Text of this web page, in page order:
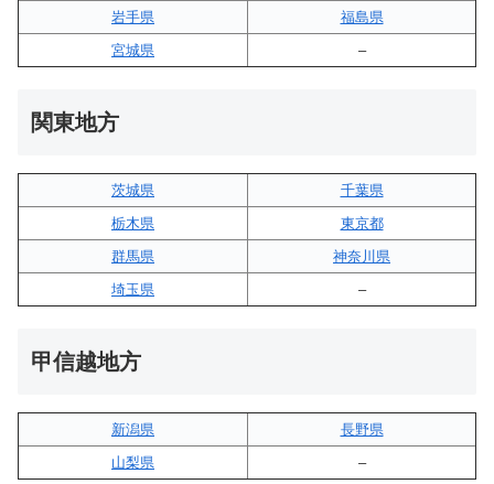
岩手県
福島県
宮城県
–
関東地方
茨城県
千葉県
栃木県
東京都
群馬県
神奈川県
埼玉県
–
甲信越地方
新潟県
長野県
山梨県
–